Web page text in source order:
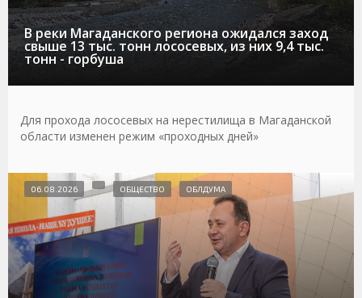
В реки Магаданского региона ожидался заход
свыше 13 тыс. тонн лососевых, из них 9,4 тыс.
тонн - горбуша
Для прохода лососевых на нерестилища в Магаданской
области изменен режим «проходных дней»
06.08.2026 ОБЩЕСТВО ОБЛДУМА